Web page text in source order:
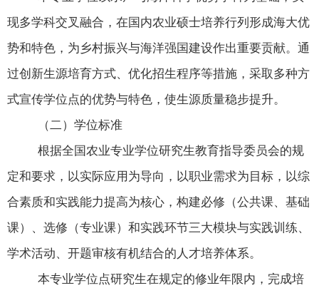
现多学科交叉融合，在国内农业硕士培养行列形成海大优
势和特色，为乡村振兴与海洋强国建设作出重要贡献。通
过创新生源培育方式、优化招生程序等措施，采取多种方
式宣传学位点的优势与特色，使生源质量稳步提升。
（二）学位标准
根据全国农业专业学位研究生教育指导委员会的规
定和要求，以实际应用为导向，以职业需求为目标，以综
合素质和实践能力提高为核心，构建必修（公共课、基础
课）、选修（专业课）和实践环节三大模块与实践训练、
学术活动、开题审核有机结合的人才培养体系。
本专业学位点研究生在规定的修业年限内，完成培